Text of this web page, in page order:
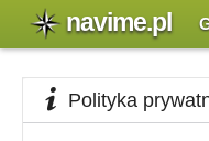
navime.pl
Polityka